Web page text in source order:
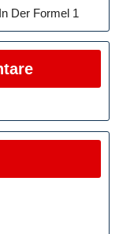
Der Formel 1